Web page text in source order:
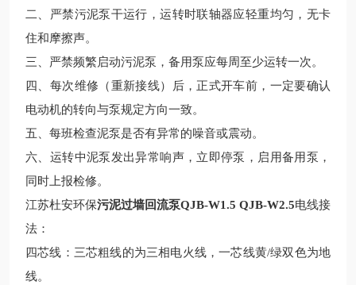
二、严禁污泥泵干运行，运转时联轴器应轻重均匀，无卡
住和摩擦声。
三、严禁频繁启动污泥泵，备用泵应每周至少运转一次。
四、每次维修（重新接线）后，正式开车前，一定要确认
电动机的转向与泵规定方向一致。
五、每班检查泥泵是否有异常的噪音或震动。
六、运转中泥泵发出异常响声，立即停泵，启用备用泵，
同时上报检修。
江苏杜安环保污泥过墙回流泵QJB-W1.5 QJB-W2.5电线接
法：
四芯线：三芯粗线的为三相电火线，一芯线黄/绿双色为地
线。